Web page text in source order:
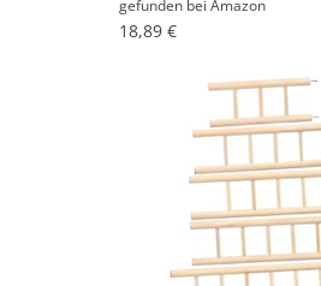
gefunden bei Amazon
18,89 €